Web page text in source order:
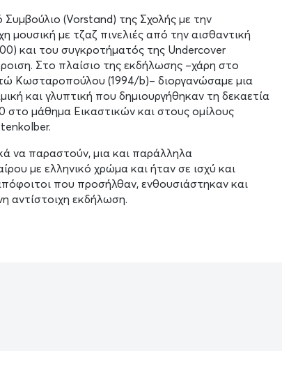
(Vorstand) της Σχολής με την
με τζαζ πινελιές από την αισθαντική
και του συγκροτήματός της Undercover
Στο πλαίσιο της εκδήλωσης –χάρη στο
Κωσταροπούλου (1994/b)– διοργανώσαμε μια
και γλυπτική που δημιουργήθηκαν τη δεκαετία
στο μάθημα Εικαστικών και στους ομίλους
να παραστούν, μια και παράλληλα
με ελληνικό χρώμα και ήταν σε ισχύ και
που προσήλθαν, ενθουσιάστηκαν και
αντίστοιχη εκδήλωση.